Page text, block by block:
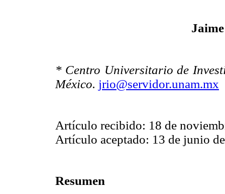
* Centro Universitario de
México. jrio@servidor.unam.mx
Artículo recibido: 18 de
Artículo aceptado: 13 de junio
Resumen